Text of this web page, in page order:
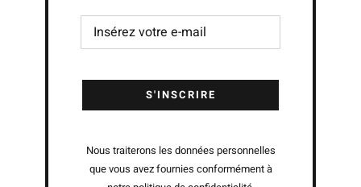
Nous traiterons les données personnelles
que vous avez fournies conformément à